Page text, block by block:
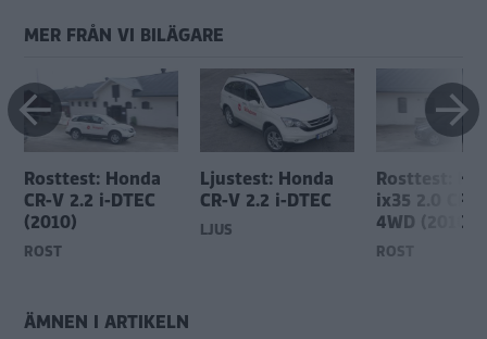
MER FRÅN VI BILÄGARE
Rosttest: Honda
CR-V 2.2 i-DTEC
(2010)
ROST
Ljustest: Honda
CR-V 2.2 i-DTEC
LJUS
Rosttest:
ix35 2.0
4WD (2010)
ROST
ÄMNEN I ARTIKELN